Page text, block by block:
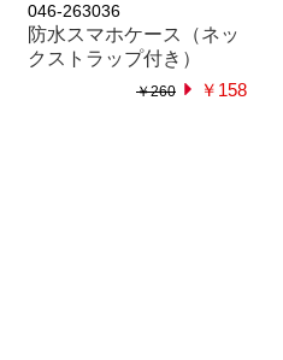
046-263036
防水スマホケース（ネッ
クストラップ付き）
￥260 ￥158